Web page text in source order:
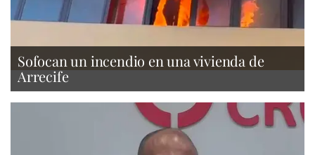
Sofocan un incendio en una vivienda de
Arrecife